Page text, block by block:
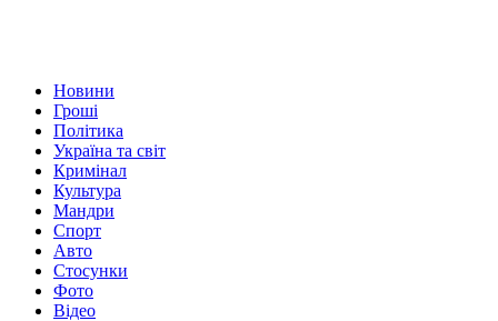
Новини
Гроші
Політика
Україна та світ
Кримінал
Культура
Мандри
Спорт
Авто
Стосунки
Фото
Відео